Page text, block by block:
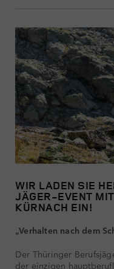
WIR LADEN SIE
JÄGER-EVENT
KÜRNACH EIN!
„Verhalten nach dem
Der Thüringer
der einzigen